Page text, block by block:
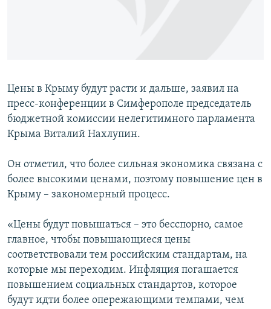
Все сайты RFE/RL
Цены в Крыму будут расти и дальше, заявил на
пресс-конференции в Симферополе председатель
бюджетной комиссии нелегитимного парламента
Крыма Виталий Нахлупин.
Он отметил, что более сильная экономика связана с
более высокими ценами, поэтому повышение цен в
Крыму – закономерный процесс.
«Цены будут повышаться – это бесспорно, самое
главное, чтобы повышающиеся цены
соответствовали тем российским стандартам, на
которые мы переходим. Инфляция погашается
повышением социальных стандартов, которое
будут идти более опережающими темпами, чем